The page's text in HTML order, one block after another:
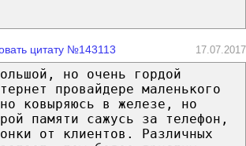
цитату №143113 17.07.2017
но очень гордой
провайдере маленького
ковыряюсь в железе, но
памяти сажусь за телефон,
от клиентов. Различных